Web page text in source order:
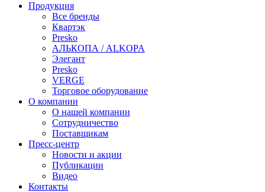
Продукция
Все бренды
Квартэк
Presko
АЛЬКОПА / ALKOPA
Элегант
Presko
VERGE
Торговое оборудование
О компании
О нашей компании
Сотрудничество
Поставщикам
Пресс-центр
Новости и акции
Публикации
Видео
Контакты